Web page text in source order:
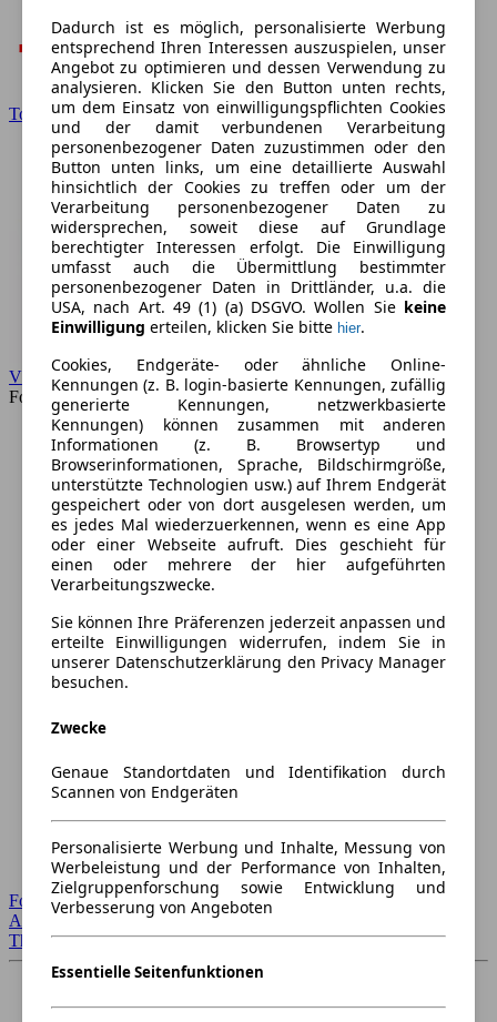
Toyota
VW
Forum
Forum Startseite
Alle Auto-Foren
Themen-Forum
Dadurch ist es möglich, personalisierte Werbung
entsprechend Ihren Interessen auszuspielen, unser
Angebot zu optimieren und dessen Verwendung zu
analysieren. Klicken Sie den Button unten rechts,
um dem Einsatz von einwilligungspflichten Cookies
und der damit verbundenen Verarbeitung
personenbezogener Daten zuzustimmen oder den
Button unten links, um eine detaillierte Auswahl
hinsichtlich der Cookies zu treffen oder um der
Verarbeitung personenbezogener Daten zu
widersprechen, soweit diese auf Grundlage
berechtigter Interessen erfolgt. Die Einwilligung
umfasst auch die Übermittlung bestimmter
personenbezogener Daten in Drittländer, u.a. die
USA, nach Art. 49 (1) (a) DSGVO. Wollen Sie keine
Einwilligung erteilen, klicken Sie bitte hier.
Cookies, Endgeräte- oder ähnliche Online-
Kennungen (z. B. login-basierte Kennungen, zufällig
generierte Kennungen, netzwerkbasierte
Kennungen) können zusammen mit anderen
Informationen (z. B. Browsertyp und
Browserinformationen, Sprache, Bildschirmgröße,
unterstützte Technologien usw.) auf Ihrem Endgerät
gespeichert oder von dort ausgelesen werden, um
es jedes Mal wiederzuerkennen, wenn es eine App
oder einer Webseite aufruft. Dies geschieht für
einen oder mehrere der hier aufgeführten
Verarbeitungszwecke.
Sie können Ihre Präferenzen jederzeit anpassen und
erteilte Einwilligungen widerrufen, indem Sie in
unserer Datenschutzerklärung den Privacy Manager
besuchen.
Zwecke
Genaue Standortdaten und Identifikation durch
Scannen von Endgeräten
Personalisierte Werbung und Inhalte, Messung von
Werbeleistung und der Performance von Inhalten,
Zielgruppenforschung sowie Entwicklung und
Verbesserung von Angeboten
Essentielle Seitenfunktionen